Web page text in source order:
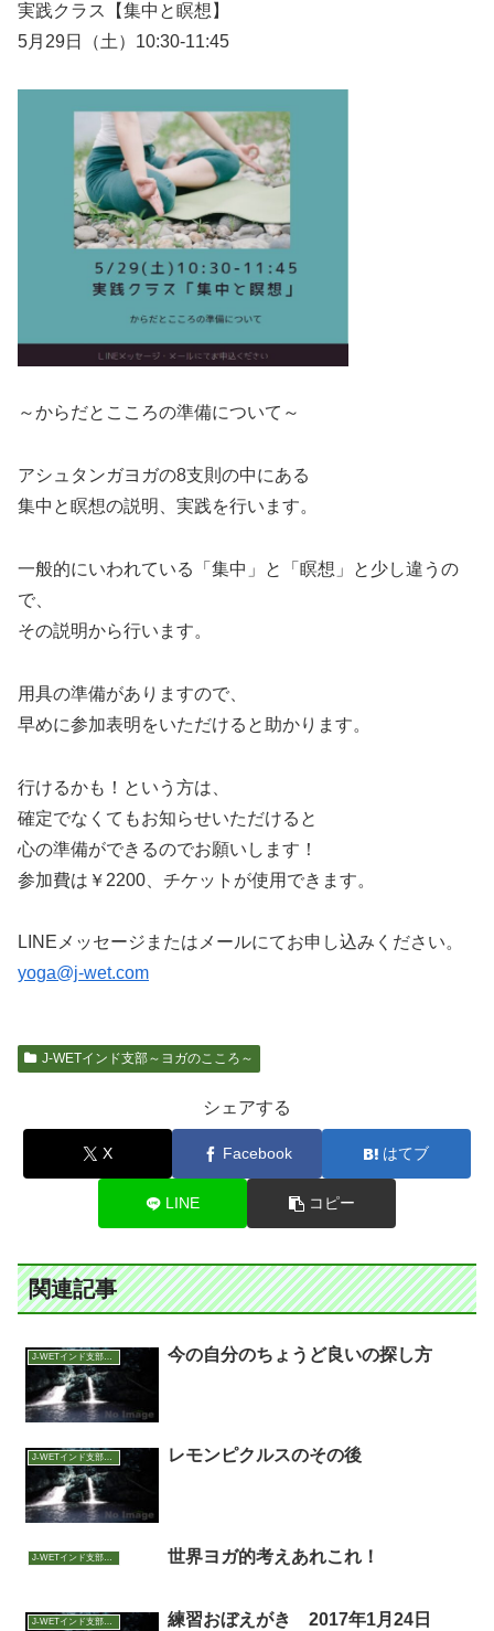
実践クラス【集中と瞑想】
5月29日（土）10:30-11:45
～からだとこころの準備について～
アシュタンガヨガの8支則の中にある
集中と瞑想の説明、実践を行います。
一般的にいわれている「集中」と「瞑想」と少し違うの
で、
その説明から行います。
用具の準備がありますので、
早めに参加表明をいただけると助かります。
行けるかも！という方は、
確定でなくてもお知らせいただけると
心の準備ができるのでお願いします！
参加費は￥2200、チケットが使用できます。
LINEメッセージまたはメールにてお申し込みください。
yoga@j-wet.com
J-WETインド支部～ヨガのこころ～
シェアする
X Facebook はてブ
LINE コピー
関連記事
J-WETインド支部～ヨガのこころ～ 今の自分のちょうど良いの探し方
J-WETインド支部～ヨガのこころ～ レモンピクルスのその後
J-WETインド支部～ヨガのこころ～ 世界ヨガ的考えあれこれ！
J-WETインド支部～ヨガのこころ～ 練習おぼえがき 2017年1月24日